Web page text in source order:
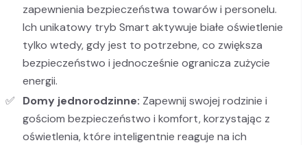
zapewnienia bezpieczeństwa towarów i personelu.
Ich unikatowy tryb Smart aktywuje białe oświetlenie
tylko wtedy, gdy jest to potrzebne, co zwiększa
bezpieczeństwo i jednocześnie ogranicza zużycie
energii.
Domy jednorodzinne: Zapewnij swojej rodzinie i
gościom bezpieczeństwo i komfort, korzystając z
oświetlenia, które inteligentnie reaguje na ich